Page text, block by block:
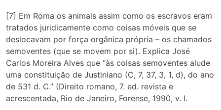
[7] Em Roma os animais assim como os escravos eram
tratados juridicamente como coisas móveis que se
deslocavam por força orgânica própria – os chamados
semoventes (que se movem por si). Explica José
Carlos Moreira Alves que “às coisas semoventes alude
uma constituição de Justiniano (C, 7, 37, 3, 1, d), do ano
de 531 d. C.” (Direito romano, 7. ed. revista e
acrescentada, Rio de Janeiro, Forense, 1990, v. I.